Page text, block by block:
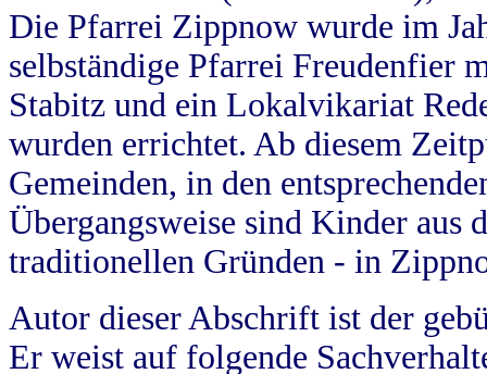
Die Pfarrei Zippnow wurde im
selbständige Pfarrei Freudenfier
Stabitz und ein Lokalvikariat
wurden errichtet. Ab diesem
Gemeinden, in den
Übergangsweise sind Kinder aus
traditionellen Gründen - in
Autor dieser Abschrift ist der
Er weist auf folgende